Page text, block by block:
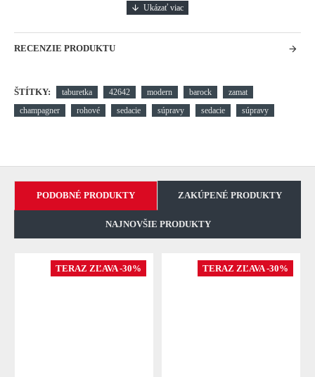
RECENZIE PRODUKTU
ŠTÍTKY: taburetka 42642 modern barock
zamat
champagner
rohové sedacie súpravy sedacie súpravy
PODOBNÉ PRODUKTY ZAKÚPENÉ PRODUKTY
NAJNOVŠIE PRODUKTY
TERAZ ZĽAVA -30% TERAZ ZĽAVA -30%